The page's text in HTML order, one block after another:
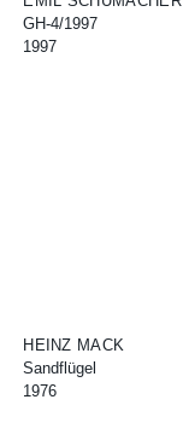
GH-4/1997
1997
HEINZ MACK
Sandflügel
1976